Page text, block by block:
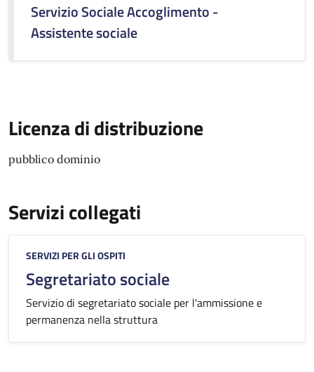
Servizio Sociale Accoglimento -
Assistente sociale
Licenza di distribuzione
pubblico dominio
Servizi collegati
Categoria:
SERVIZI PER GLI OSPITI
Segretariato sociale
Servizio di segretariato sociale per l'ammissione e
permanenza nella struttura